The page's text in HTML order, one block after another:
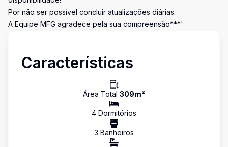
Por não ser possível concluir atualizações diárias.
A Equipe MFG agradece pela sua compreensão***'
Características
Área Total 309m²
4 Dormitórios
3 Banheiros